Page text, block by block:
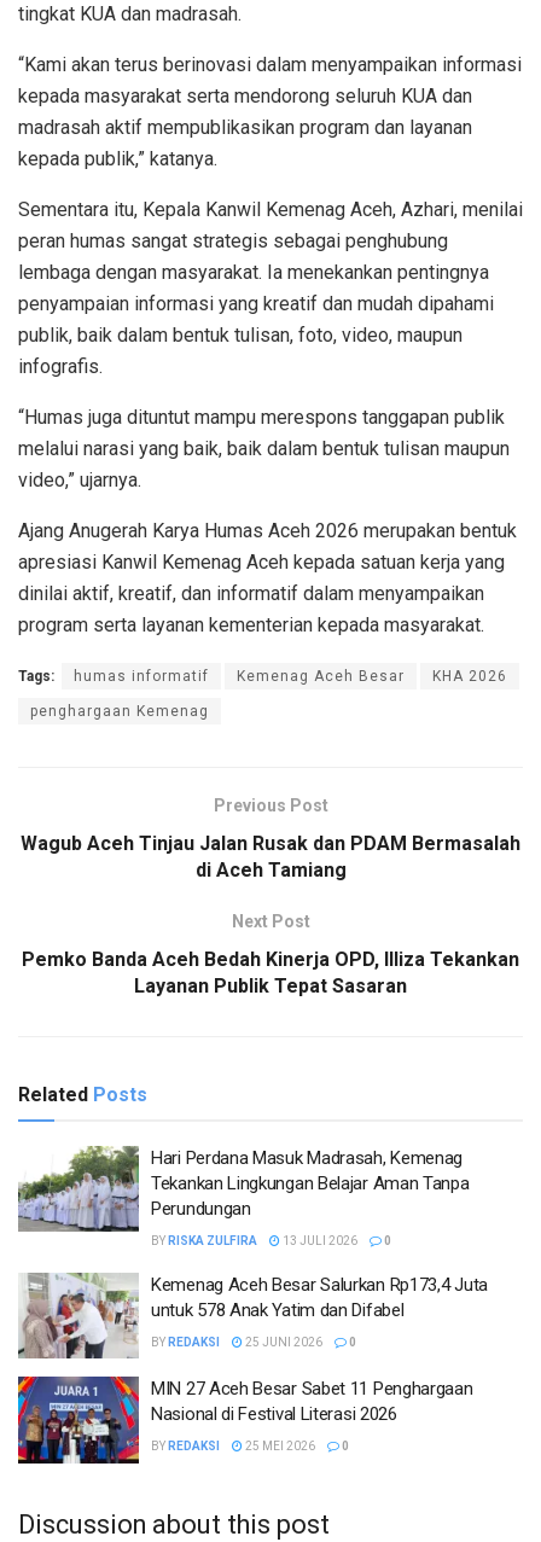
tingkat KUA dan madrasah.
“Kami akan terus berinovasi dalam menyampaikan informasi
kepada masyarakat serta mendorong seluruh KUA dan
madrasah aktif mempublikasikan program dan layanan
kepada publik,” katanya.
Sementara itu, Kepala Kanwil Kemenag Aceh, Azhari, menilai
peran humas sangat strategis sebagai penghubung
lembaga dengan masyarakat. Ia menekankan pentingnya
penyampaian informasi yang kreatif dan mudah dipahami
publik, baik dalam bentuk tulisan, foto, video, maupun
infografis.
“Humas juga dituntut mampu merespons tanggapan publik
melalui narasi yang baik, baik dalam bentuk tulisan maupun
video,” ujarnya.
Ajang Anugerah Karya Humas Aceh 2026 merupakan bentuk
apresiasi Kanwil Kemenag Aceh kepada satuan kerja yang
dinilai aktif, kreatif, dan informatif dalam menyampaikan
program serta layanan kementerian kepada masyarakat.
Tags: humas informatif Kemenag Aceh Besar KHA 2026
penghargaan Kemenag
Previous Post
Wagub Aceh Tinjau Jalan Rusak dan PDAM Bermasalah
di Aceh Tamiang
Next Post
Pemko Banda Aceh Bedah Kinerja OPD, Illiza Tekankan
Layanan Publik Tepat Sasaran
Related Posts
Hari Perdana Masuk Madrasah, Kemenag
Tekankan Lingkungan Belajar Aman Tanpa
Perundungan
BY RISKA ZULFIRA 13 JULI 2026 0
Kemenag Aceh Besar Salurkan Rp173,4 Juta
untuk 578 Anak Yatim dan Difabel
BY REDAKSI 25 JUNI 2026 0
MIN 27 Aceh Besar Sabet 11 Penghargaan
Nasional di Festival Literasi 2026
BY REDAKSI 25 MEI 2026 0
Discussion about this post